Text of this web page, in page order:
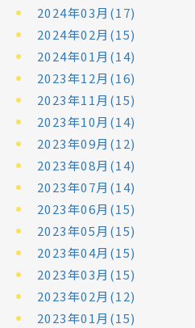
2024年03月(17)
2024年02月(15)
2024年01月(14)
2023年12月(16)
2023年11月(15)
2023年10月(14)
2023年09月(12)
2023年08月(14)
2023年07月(14)
2023年06月(15)
2023年05月(15)
2023年04月(15)
2023年03月(15)
2023年02月(12)
2023年01月(15)